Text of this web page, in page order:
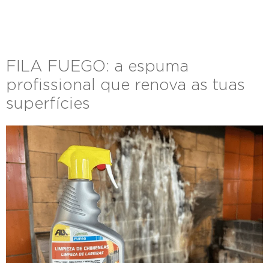
FILA FUEGO: a espuma
profissional que renova as tuas
superfícies